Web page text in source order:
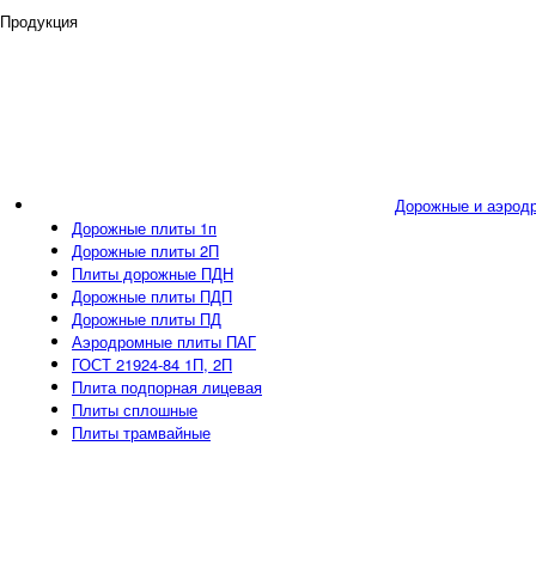
Продукция
Дорожные и
Дорожные плиты 1п
Дорожные плиты 2П
Плиты дорожные ПДН
Дорожные плиты ПДП
Дорожные плиты ПД
Аэродромные плиты ПАГ
ГОСТ 21924-84 1П, 2П
Плита подпорная лицевая
Плиты сплошные
Плиты трамвайные